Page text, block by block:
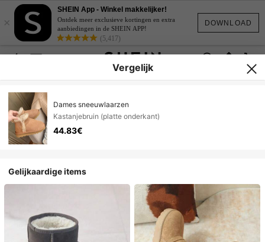
DOWNLOAD
×
SHEIN App - Winkel makkelijker!
Ontdek meer exclusieve kortingen en extra
aanbiedingen in de SHEIN APP!
(5,417)
Vergelijk
Dames sneeuwlaarzen
Kastanjebruin (platte onderkant)
44.83€
Gelijkaardige items